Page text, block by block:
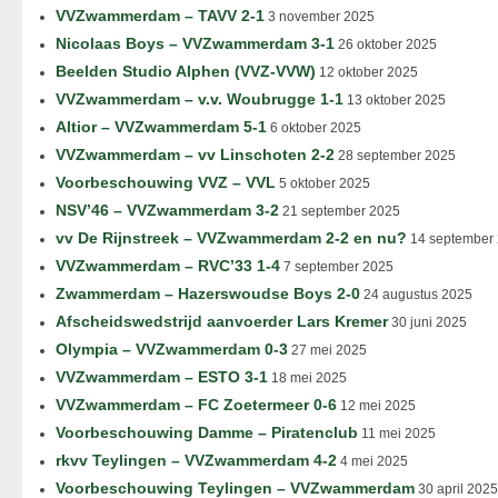
VVZwammerdam – TAVV 2-1 3 november 2025
Nicolaas Boys – VVZwammerdam 3-1 26 oktober 2025
Beelden Studio Alphen (VVZ-VVW) 12 oktober 2025
VVZwammerdam – v.v. Woubrugge 1-1 13 oktober 2025
Altior – VVZwammerdam 5-1 6 oktober 2025
VVZwammerdam – vv Linschoten 2-2 28 september 2025
Voorbeschouwing VVZ – VVL 5 oktober 2025
NSV’46 – VVZwammerdam 3-2 21 september 2025
vv De Rijnstreek – VVZwammerdam 2-2 en nu? 14 september
VVZwammerdam – RVC’33 1-4 7 september 2025
Zwammerdam – Hazerswoudse Boys 2-0 24 augustus 2025
Afscheidswedstrijd aanvoerder Lars Kremer30 juni 2025
Olympia – VVZwammerdam 0-3 27 mei 2025
VVZwammerdam – ESTO 3-1 18 mei 2025
VVZwammerdam – FC Zoetermeer 0-6 12 mei 2025
Voorbeschouwing Damme – Piratenclub 11 mei 2025
rkvv Teylingen – VVZwammerdam 4-2 4 mei 2025
Voorbeschouwing Teylingen – VVZwammerdam 30 april 2025